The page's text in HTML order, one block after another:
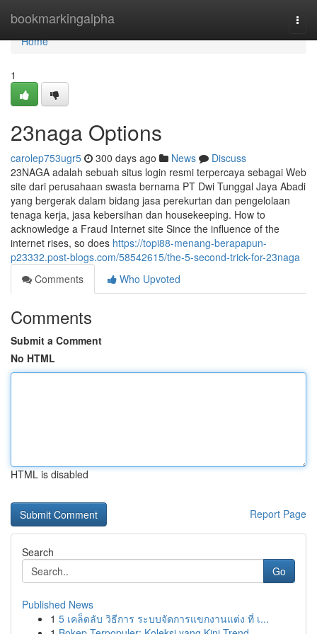
bookmarkingalpha
Home
Home
1
23naga Options
carolep753ugr5 300 days ago News
Discuss
23NAGA adalah sebuah situs login resmi terpercaya sebagai Web
site dari perusahaan swasta bernama PT Dwi Tunggal Jaya Abadi
yang bergerak dalam bidang jasa perekurtan dan pengelolaan
tenaga kerja, jasa kebersihan dan housekeeping. How to
acknowledge a Fraud Internet site Since the influence of the
internet rises, so does https://topi88-menang-berapapun-
p23332.post-blogs.com/58542615/the-5-second-trick-for-23naga
Comments
Who Upvoted
Comments
Submit a Comment
No HTML
HTML is disabled
Report Page
Search
Go
Published News
1 5 เคล็ดลับ วิธีการ ระบบจัดการแขกงานแต่ง ที่ เ...